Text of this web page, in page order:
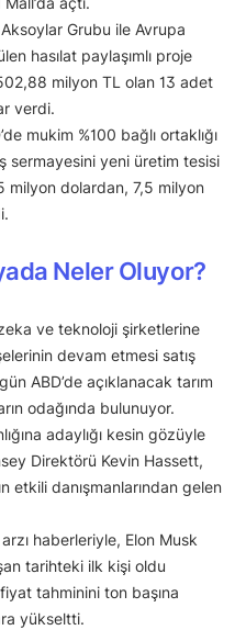
Aksoylar Grubu ile Avrupa
hasılat paylaşımlı proje
milyon TL olan 13 adet
verdi.
mukim %100 bağlı ortaklığı
sermayesini yeni üretim tesisi
milyon dolardan, 7,5 milyon
Neler Oluyor?
ve teknoloji şirketlerine
devam etmesi satış
ABD’de açıklanacak tarım
odağında bulunuyor.
adaylığı kesin gözüyle
Direktörü Kevin Hassett,
etkili danışmanlarından gelen
haberleriyle, Elon Musk
tarihteki ilk kişi oldu
tahminini ton başına
yükseltti.